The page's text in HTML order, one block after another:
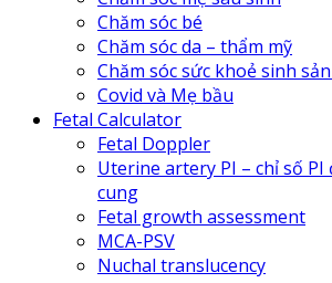
Chăm sóc bé
Chăm sóc da – thẩm mỹ
Chăm sóc sức khoẻ sinh
Covid và Mẹ bầu
Fetal Calculator
Fetal Doppler
Uterine artery PI – chỉ số
cung
Fetal growth assessment
MCA-PSV
Nuchal translucency